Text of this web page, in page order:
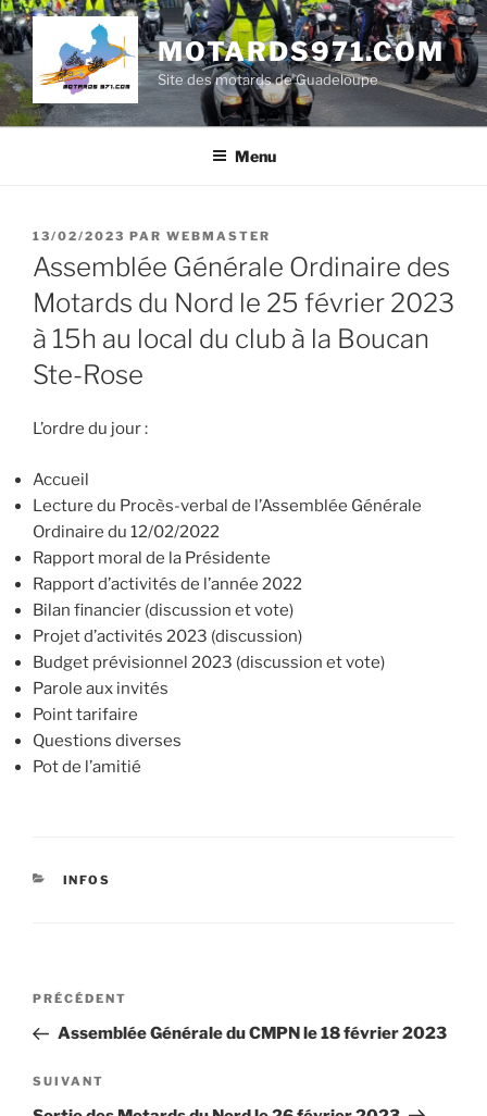
Aller
au
contenu
principal
MOTARDS971.COM
Site des motards de Guadeloupe
Menu
PUBLIÉ
LE
13/02/2023 PAR WEBMASTER
Assemblée Générale Ordinaire des
Motards du Nord le 25 février 2023
à 15h au local du club à la Boucan
Ste-Rose
L’ordre du jour :
Accueil
Lecture du Procès-verbal de l’Assemblée Générale
Ordinaire du 12/02/2022
Rapport moral de la Présidente
Rapport d’activités de l’année 2022
Bilan financier (discussion et vote)
Projet d’activités 2023 (discussion)
Budget prévisionnel 2023 (discussion et vote)
Parole aux invités
Point tarifaire
Questions diverses
Pot de l’amitié
CATÉGORIES
INFOS
Navigation
l’article
Article
précédent
PRÉCÉDENT
Assemblée Générale du CMPN le 18 février 2023
Article
suivant
SUIVANT